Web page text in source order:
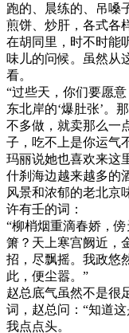
跑的、晨练的、吊嗓
煎饼、炒肝，各式各
在胡同里，时不时能
味儿的问候。虽然从
看。
“过些天，你们要愿
东北岸的‘爆肚张’。
不多做，就卖那么一
子，吃不上是你运气
玛丽说她也喜欢来这
什刹海边越来越多的
风景和浓郁的老北京
许有壬的词：
“柳梢烟重滴春娇，
箫？天上寒宫阙近，
招，尽飘摇。我政悠
此，便尘嚣。”
赵总底气虽然不是很
词，赵总问：“知道
我点点头。